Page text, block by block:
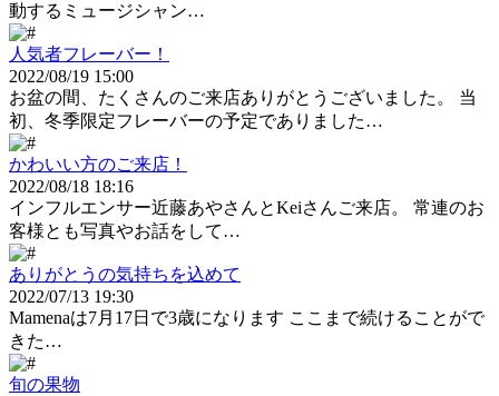
動するミュージシャン…
人気者フレーバー！
2022/08/19 15:00
お盆の間、たくさんのご来店ありがとうございました。 当
初、冬季限定フレーバーの予定でありました…
かわいい方のご来店！
2022/08/18 18:16
インフルエンサー近藤あやさんとKeiさんご来店。 常連のお
客様とも写真やお話をして…
ありがとうの気持ちを込めて
2022/07/13 19:30
Mamenaは7月17日で3歳になります ここまで続けることがで
きた…
旬の果物